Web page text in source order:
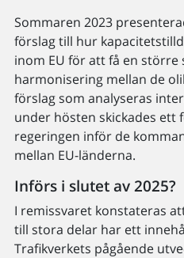
Sommaren 2023
förslag till hur
inom EU för att få en större
harmonisering mellan de
förslag som analyseras
under hösten skickades ett
regeringen inför de
mellan EU-länderna.
Införs i slutet av 2025?
I remissvaret konstateras
till stora delar har ett
Trafikverkets pågående